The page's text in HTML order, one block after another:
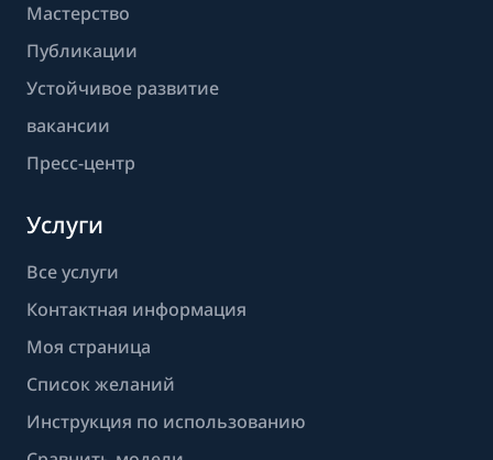
Мастерство
Публикации
Устойчивое развитие
вакансии
Пресс-центр
Услуги
Все услуги
Контактная информация
Моя страница
Список желаний
Инструкция по использованию